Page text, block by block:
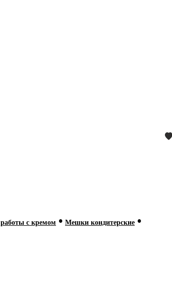
с кремом • Мешки кондитерские •